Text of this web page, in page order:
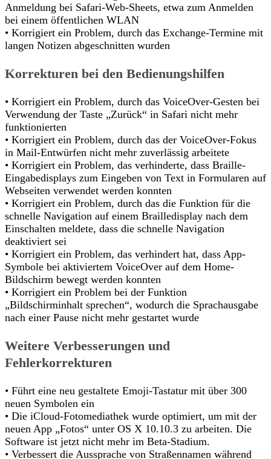
Anmeldung bei Safari-Web-Sheets, etwa zum Anmelden
bei einem öffentlichen WLAN
• Korrigiert ein Problem, durch das Exchange-Termine mit
langen Notizen abgeschnitten wurden
Korrekturen bei den Bedienungshilfen
• Korrigiert ein Problem, durch das VoiceOver-Gesten bei
Verwendung der Taste „Zurück“ in Safari nicht mehr
funktionierten
• Korrigiert ein Problem, durch das der VoiceOver-Fokus
in Mail-Entwürfen nicht mehr zuverlässig arbeitete
• Korrigiert ein Problem, das verhinderte, dass Braille-
Eingabedisplays zum Eingeben von Text in Formularen auf
Webseiten verwendet werden konnten
• Korrigiert ein Problem, durch das die Funktion für die
schnelle Navigation auf einem Brailledisplay nach dem
Einschalten meldete, dass die schnelle Navigation
deaktiviert sei
• Korrigiert ein Problem, das verhindert hat, dass App-
Symbole bei aktiviertem VoiceOver auf dem Home-
Bildschirm bewegt werden konnten
• Korrigiert ein Problem bei der Funktion
„Bildschirminhalt sprechen“, wodurch die Sprachausgabe
nach einer Pause nicht mehr gestartet wurde
Weitere Verbesserungen und
Fehlerkorrekturen
• Führt eine neu gestaltete Emoji-Tastatur mit über 300
neuen Symbolen ein
• Die iCloud-Fotomediathek wurde optimiert, um mit der
neuen App „Fotos“ unter OS X 10.10.3 zu arbeiten. Die
Software ist jetzt nicht mehr im Beta-Stadium.
• Verbessert die Aussprache von Straßennamen während